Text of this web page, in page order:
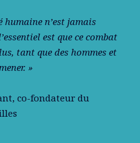
n’est jamais
est que ce combat
tant que des hommes et
»
co-fondateur du